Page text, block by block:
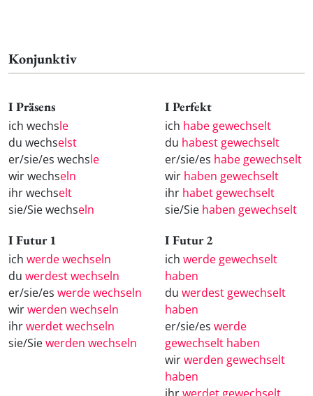
Konjunktiv
I Präsens
ich wechsle
du wechselst
er/sie/es wechsle
wir wechseln
ihr wechselt
sie/Sie wechseln
I Perfekt
ich habe gewechselt
du habest gewechselt
er/sie/es habe gewechselt
wir haben gewechselt
ihr habet gewechselt
sie/Sie haben gewechselt
I Futur 1
ich werde wechseln
du werdest wechseln
er/sie/es werde wechseln
wirwerden wechseln
ihrwerdet wechseln
sie/Siewerden wechseln
I Futur 2
ich werde gewechselt
haben
du werdest gewechselt
haben
er/sie/es werde
gewechselt haben
wirwerden gewechselt
haben